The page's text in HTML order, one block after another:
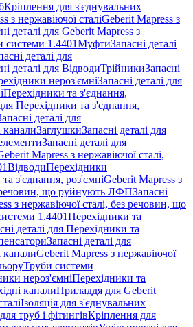
Кріплення для з'єднувальних
з нержавіючої сталіGeberit Mapress з
деталі для Geberit Mapress з
системи 1.4401МуфтиЗапасні деталі
деталі для
деталі для ВідводиТрійникиЗапасні
нероз'ємніЗапасні деталі для
Перехідники та з'єднання,
Перехідники та з'єднання,
деталі для
каналиЗаглушкиЗапасні деталі для
Запасні деталі для
Mapress з нержавіючої сталі,
ВідводиПерехідники
з'єднання, роз'ємніGeberit Mapress з
речовин, що руйнують ЛФПЗапасні
з нержавіючої сталі, без речовин, що
1.4401Перехідники та
деталі для Перехідники та
Запасні деталі для
каналиGeberit Mapress з нержавіючої
Труби системи
нероз'ємніПерехідники та
каналиПриладдя для Geberit
Ізоляція для з'єднувальних
труб і фітингівКріплення для